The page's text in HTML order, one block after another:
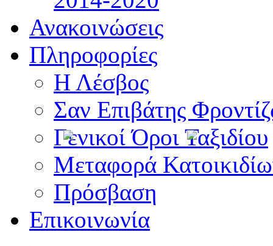
Ανακοινώσεις
Πληροφορίες
Η Λέσβος
Σαν Επιβάτης
Γενικοί Όροι Ταξιδίου
Μεταφορά
Πρόσβαση
Επικοινωνία